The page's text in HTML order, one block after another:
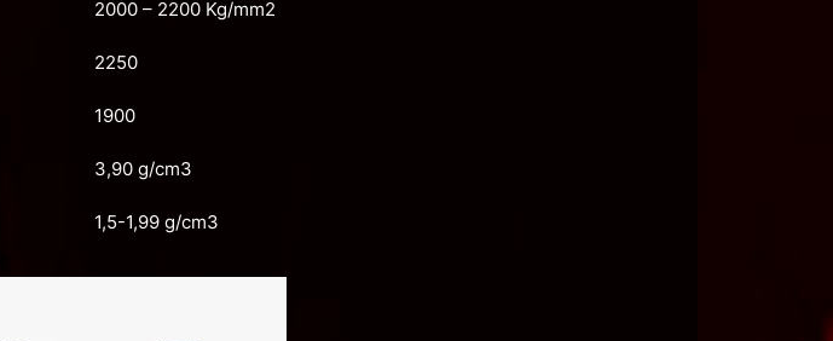
2000 – 2200 Kg/mm2
2250
1900
3,90 g/cm3
1,5-1,99 g/cm3